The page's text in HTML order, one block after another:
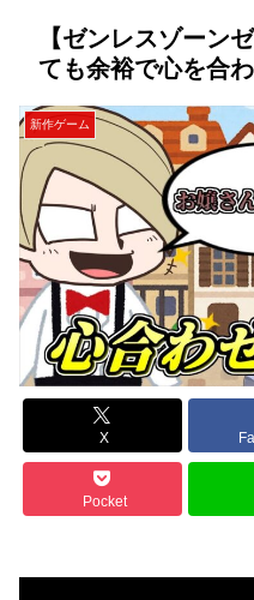
【ゼンレスゾーン
ても余裕で心を合
新作ゲーム
X
Pocket